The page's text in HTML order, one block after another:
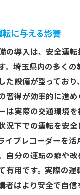
に与える影響
の導入は、安全運転
。埼玉県内の多くの
た設備が整っており
習得が効率的に進め
は実際の交通環境を
況下での運転を安全
イブレコーダーを活
自分の運転の癖や改
有用です。実際の運
者はより安全で自信